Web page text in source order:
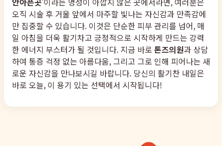
오직 시술 후 거울 앞에서 마주할 빛나는 자신감과 만족감에
만 집중할 수 있습니다. 이것은 단순한 피부 관리를 넘어, 매
일 아침을 더욱 활기차고 긍정적으로 시작하게 만드는 강력
한 에너지 부스터가 될 것입니다. 지금 바로 톤즈의원과 상담
하여 통증 걱정 없는 아름다움, 그리고 그로 인해 피어나는 새
로운 자신감을 만나보시길 바랍니다. 당신의 활기찬 내일은
바로 오늘, 이 용기 있는 선택에서 시작됩니다!